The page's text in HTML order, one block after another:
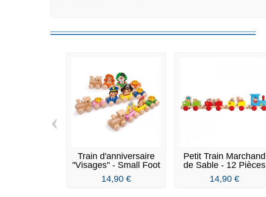
Train d'anniversaire
"Visages" - Small Foot
14,90 €
Petit Train Marchand
de Sable - 12 Pièces
14,90 €
‹